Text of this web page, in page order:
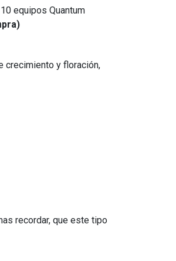
equipos Quantum
crecimiento y floración,
recordar, que este tipo